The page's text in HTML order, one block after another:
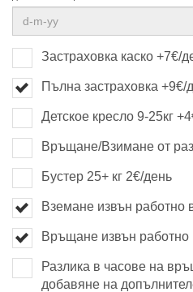
Застраховка каско +7€/
Пълна застраховка +9€/
Детское кресло 9-25кг
Връщане/Взимане от
Бустер 25+ кг 2€/день
Вземане извън работно
Връщане извън работно
Разлика в часове на
добавяне на